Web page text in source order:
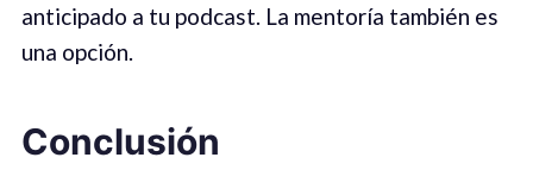
anticipado a tu podcast. La mentoría también es
una opción.
Conclusión